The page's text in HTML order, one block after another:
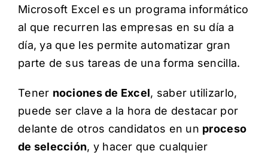
Microsoft Excel es un programa informático
al que recurren las empresas en su día a
día, ya que les permite automatizar gran
parte de sus tareas de una forma sencilla.
Tener nociones de Excel, saber utilizarlo,
puede ser clave a la hora de destacar por
delante de otros candidatos en un proceso
de selección, y hacer que cualquier